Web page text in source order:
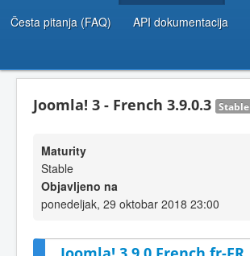
Česta pitanja (FAQ) API dokumentacija
Joomla! 3 - French 3.9.0.3 Stable
Maturity
Stable
Objavljeno na
ponedeljak, 29 oktobar 2018 23:00